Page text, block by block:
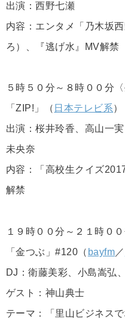
出演：西野七瀬
内容：エンタメ「乃木坂
ろ）、『逃げ水』MV解禁
５時５０分～８時００分〈
「ZIP!」（ 日本テレビ系）
出演：桜井玲香、高山一
未央奈
内容：「高校生クイズ
解禁
１９時００分～２１時００
「金つぶ」#120（ bayfm ／
DJ：衛藤美彩、小島嵩弘
ゲスト：神山典士
テーマ：「里山ビジネスで